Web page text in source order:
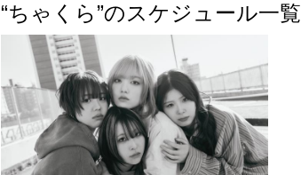
“ちゃくら”のスケジュール一覧